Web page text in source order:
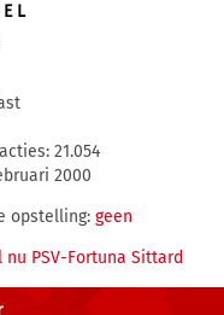
L
21.054
2000
opstelling: geen
nu PSV-Fortuna Sittard